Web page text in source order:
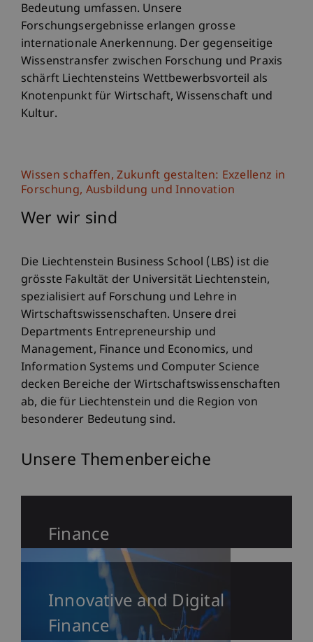
Bedeutung umfassen. Unsere
Forschungsergebnisse erlangen grosse
internationale Anerkennung. Der gegenseitige
Wissenstransfer zwischen Forschung und Praxis
schärft Liechtensteins Wettbewerbsvorteil als
Knotenpunkt für Wirtschaft, Wissenschaft und
Kultur.
Wissen schaffen, Zukunft gestalten: Exzellenz in
Forschung, Ausbildung und Innovation
Wer wir sind
Die Liechtenstein Business School (LBS) ist die
grösste Fakultät der Universität Liechtenstein,
spezialisiert auf Forschung und Lehre in
Wirtschaftswissenschaften. Unsere drei
Departments Entrepreneurship und
Management, Finance und Economics, und
Information Systems und Computer Science
decken Bereiche der Wirtschaftswissenschaften
ab, die für Liechtenstein und die Region von
besonderer Bedeutung sind.
Unsere Themenbereiche
Finance
Innovative and Digital
Finance